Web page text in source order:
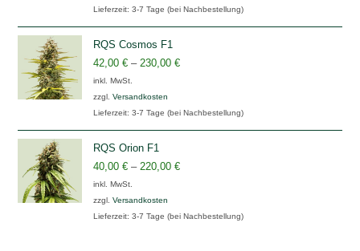
Lieferzeit:3-7 Tage (bei Nachbestellung)
RQS Cosmos F1
42,00€ –230,00€
inkl. MwSt.
zzgl.Versandkosten
Lieferzeit:3-7 Tage (bei Nachbestellung)
RQS Orion F1
40,00€ –220,00€
inkl. MwSt.
zzgl.Versandkosten
Lieferzeit:3-7 Tage (bei Nachbestellung)